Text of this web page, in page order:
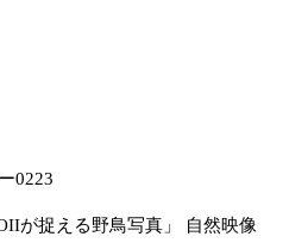
0223
が捉える野鳥写真」 自然映像